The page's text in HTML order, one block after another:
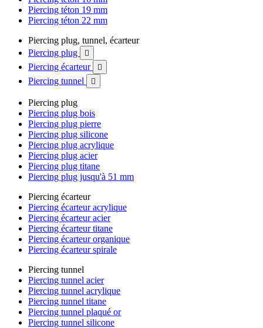
Piercing téton 19 mm
Piercing téton 22 mm
Piercing plug, tunnel, écarteur
Piercing plug

Piercing écarteur 
Piercing tunnel 
Piercing plug
Piercing plug bois
Piercing plug pierre
Piercing plug silicone
Piercing plug acrylique
Piercing plug acier
Piercing plug titane
Piercing plug jusqu'à 51 mm
Piercing écarteur
Piercing écarteur acrylique
Piercing écarteur acier
Piercing écarteur titane
Piercing écarteur organique
Piercing écarteur spirale
Piercing tunnel
Piercing tunnel acier
Piercing tunnel acrylique
Piercing tunnel titane
Piercing tunnel plaqué or
Piercing tunnel silicone